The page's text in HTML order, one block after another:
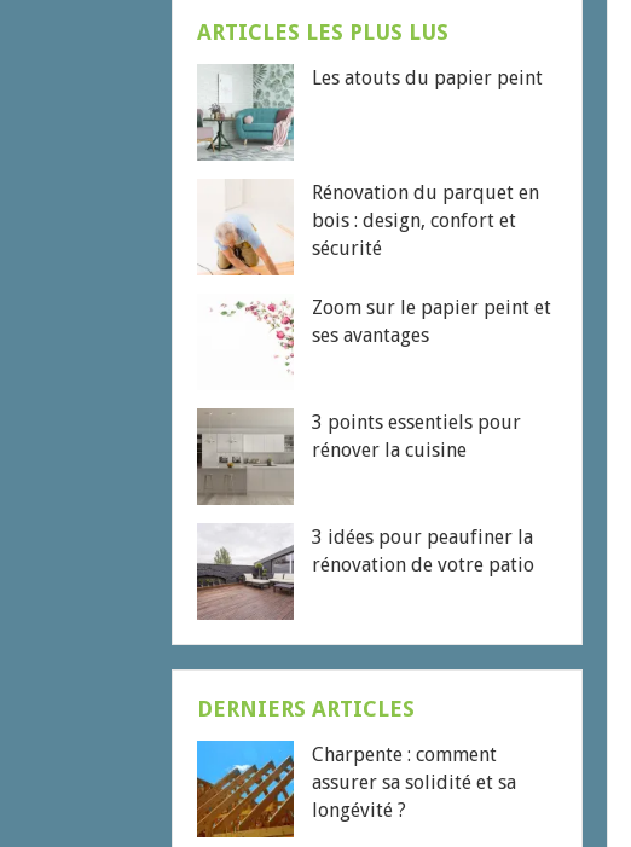
ARTICLES LES PLUS LUS
Les atouts du papier peint
Rénovation du parquet en
bois : design, confort et
sécurité
Zoom sur le papier peint et
ses avantages
3 points essentiels pour
rénover la cuisine
3 idées pour peaufiner la
rénovation de votre patio
DERNIERS ARTICLES
Charpente : comment
assurer sa solidité et sa
longévité ?